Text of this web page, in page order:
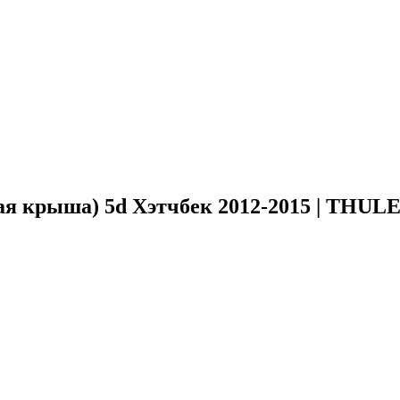
крыша) 5d Хэтчбек 2012-2015 | THULE